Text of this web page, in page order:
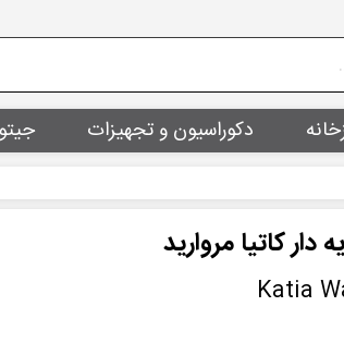
دکوراسیون و تجهیزات
دار کاتیا مروارید
Katia